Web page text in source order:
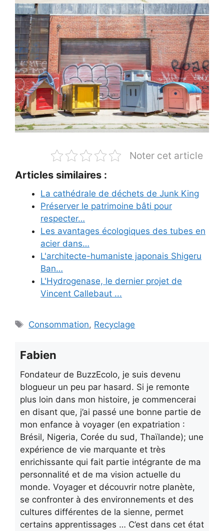
Noter cet article
Articles similaires :
La cathédrale de déchets de Junk King
Préserver le patrimoine bâti pour
respecter…
Les avantages écologiques des tubes en
acier dans…
L'architecte-humaniste japonais Shigeru
Ban…
L'Hydrogenase, le dernier projet de
Vincent Callebaut ...
Étiquettes
Consommation, Recyclage
Fabien
Fondateur de BuzzEcolo, je suis devenu
blogueur un peu par hasard. Si je remonte
plus loin dans mon histoire, je commencerai
en disant que, j’ai passé une bonne partie de
mon enfance à voyager (en expatriation :
Brésil, Nigeria, Corée du sud, Thaïlande); une
expérience de vie marquante et très
enrichissante qui fait partie intégrante de ma
personnalité et de ma vision actuelle du
monde. Voyager et découvrir notre planète,
se confronter à des environnements et des
cultures différentes de la sienne, permet
certains apprentissages … C’est dans cet état